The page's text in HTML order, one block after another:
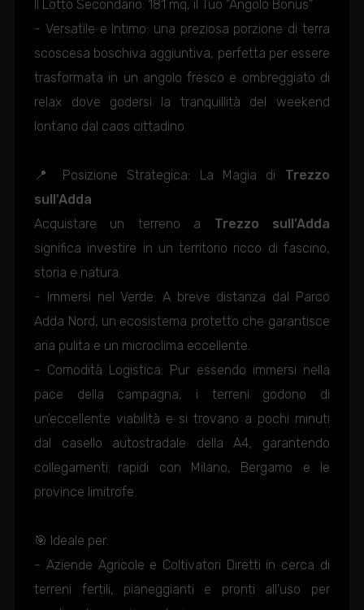
Il Lotto Secondario: 181 mq, il Tuo "Angolo Bonus"
- Versatile e Intimo: una preziosa porzione di terra
scoscesa boschiva aggiuntiva, perfetta per essere
trasformata in un angolo fresco e ombreggiato di
relax dove godersi la tranquillità del weekend
lontano dal caos cittadino.
📍 Posizione Strategica: La Magia di Trezzo
sull'Adda
Acquistare un terreno a Trezzo sull'Adda
significa investire in un territorio ricco di fascino,
storia e natura.
- Immersi nel Verde: A breve distanza dal Parco
Adda Nord, un ecosistema protetto che garantisce
aria pulita e un microclima eccellente.
- Comodità Logistica: Pur essendo immersi nella
pace della campagna, i terreni godono di
un'eccellente viabilità e si trovano a pochi minuti
dal casello autostradale della A4, garantendo
collegamenti rapidi con Milano, Bergamo e le
province limitrofe.
🎯 Ideale per:
- Aziende Agricole e Coltivatori Diretti in cerca di
terreni fertili, pianeggianti e pronti all'uso per